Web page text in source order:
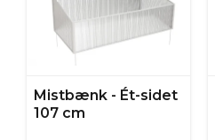
Mistbænk - Ét-sidet
107 cm